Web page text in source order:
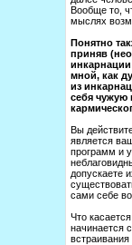
Вообще то,
мыслях
Понятно
приняв
мной, как
из
себя чужую
Вы
является
программ и
допускаете
сами себе
Что
начинается